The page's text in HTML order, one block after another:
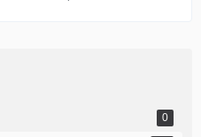
0